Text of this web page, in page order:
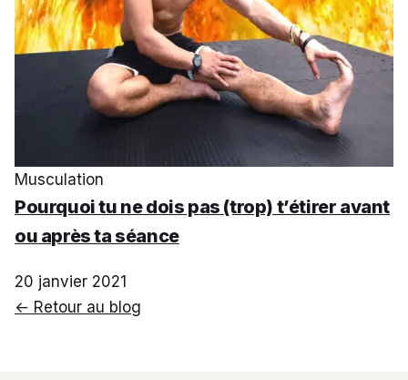
Musculation
Pourquoi tu ne dois pas (trop) t’étirer avant
ou après ta séance
20 janvier 2021
← Retour au blog